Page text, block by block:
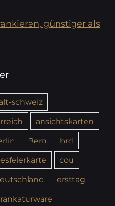
günstiger als
alt-schweiz
ansichtskarten
Bern
brd
cou
ersttag